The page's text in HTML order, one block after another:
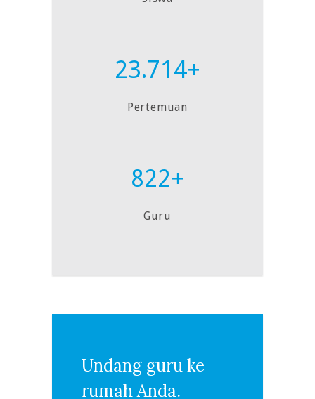
23.714+
Pertemuan
822+
Guru
Undang guru ke
rumah Anda.